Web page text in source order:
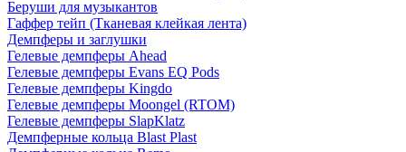
Беруши для музыкантов
Гаффер тейп (Тканевая клейкая лента)
Демпферы и заглушки
Гелевые демпферы Ahead
Гелевые демпферы Evans EQ Pods
Гелевые демпферы Kingdo
Гелевые демпферы Moongel (RTOM)
Гелевые демпферы SlapKlatz
Демпферные кольца Blast Plast